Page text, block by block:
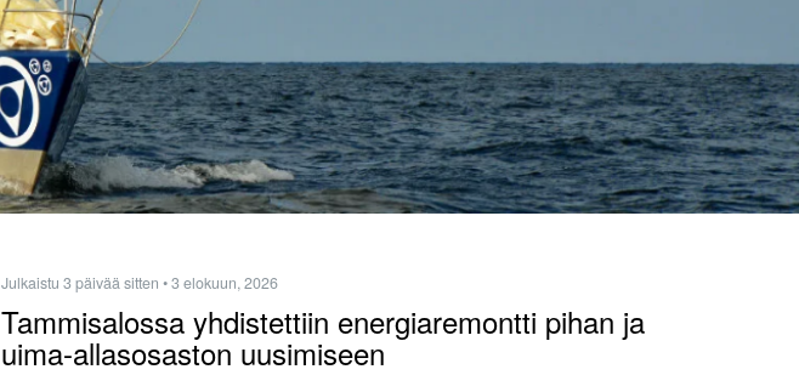
Julkaistu 3 päivää sitten • 3 elokuun, 2026
Tammisalossa yhdistettiin energiaremontti pihan ja
uima-allasosaston uusimiseen